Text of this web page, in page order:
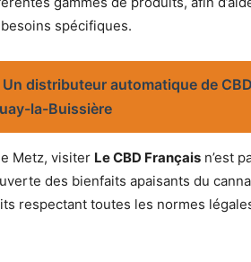
spécifiques.
Un distributeur automatique de
la-Buissière
Metz, visiter Le CBD Français n’est
des bienfaits apaisants du
respectant toutes les normes